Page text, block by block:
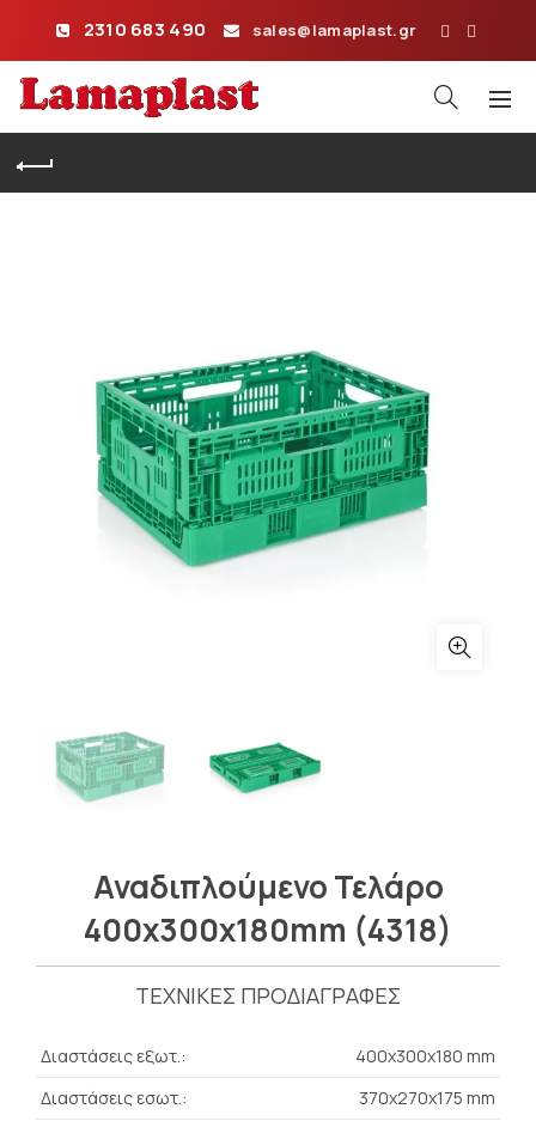
2310 683 490 sales@lamaplast.gr
Αναδιπλούμενο Τελάρο
400x300x180mm (4318)
ΤΕΧΝΙΚΕΣ ΠΡΟΔΙΑΓΡΑΦΕΣ
Διαστάσεις εξωτ.:
400x300x180 mm
Διαστάσεις εσωτ.:
370x270x175 mm